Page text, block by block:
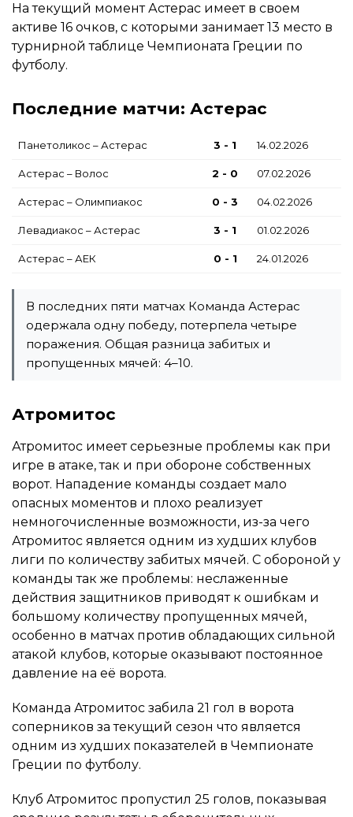
На текущий момент Астерас имеет в своем
активе 16 очков, с которыми занимает 13 место в
турнирной таблице Чемпионата Греции по
футболу.
Последние матчи: Астерас
Панетоликос – Астерас 3 - 1 14.02.2026
Астерас – Волос 2 - 0 07.02.2026
Астерас – Олимпиакос 0 - 3 04.02.2026
Левадиакос – Астерас 3 - 1 01.02.2026
Астерас – АЕК 0 - 1 24.01.2026
В последних пяти матчах Команда Астерас
одержала одну победу, потерпела четыре
поражения. Общая разница забитых и
пропущенных мячей: 4–10.
Атромитос
Атромитос имеет серьезные проблемы как при
игре в атаке, так и при обороне собственных
ворот. Нападение команды создает мало
опасных моментов и плохо реализует
немногочисленные возможности, из-за чего
Атромитос является одним из худших клубов
лиги по количеству забитых мячей. С обороной у
команды так же проблемы: неслаженные
действия защитников приводят к ошибкам и
большому количеству пропущенных мячей,
особенно в матчах против обладающих сильной
атакой клубов, которые оказывают постоянное
давление на её ворота.
Команда Атромитос забила 21 гол в ворота
соперников за текущий сезон что является
одним из худших показателей в Чемпионате
Греции по футболу.
Клуб Атромитос пропустил 25 голов, показывая